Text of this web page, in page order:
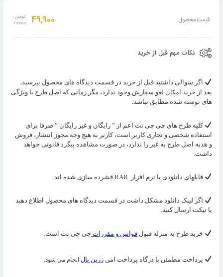
به
قیمت محصول 49,900 تومان
نکات مهم قبل از خرید
اگر سوالی داشتید قبل از خرید در قسمت دیدگاه های محصول بپرسید،
بعد از خرید امکان لغو سفارش وجود ندارد، مگر زمانی که اصل طرح با ویژگی
های نوشته شده مطابق نباشد.
کلیه طرح های چی چی نت اعم از ” رایگان و غیر رایگان ” صرفا برای
استفاده شخصی و تجاری کاربر است، کاربر به هیچ وجه مجوز انتشار، فروش
و هدیه اصل طرح به غیر را ندارد، در صورت مشاهده پیگرد قانونی خواهد
داشت.
فایلهای دانلودی با نرم افزار RARفشرده سازی شده اند.
اگر لینک دانلود مشکل داشت در قسمت دیدگاه های محصول اطلاع دهید
یا تیکت ارسال کنید.
خرید طرح به منزله قبول قوانینو مقررات چی چی نت است.
پرداخت مطمئن با درگاه پرداخت امن زرین پال انجام می شود.